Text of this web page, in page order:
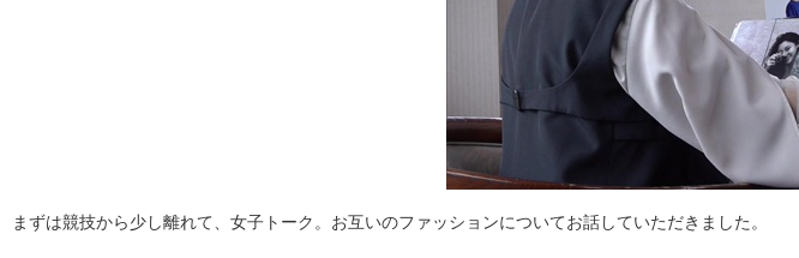
まずは競技から少し離れて、女子トーク。お互いのファッションについてお話していただきました。